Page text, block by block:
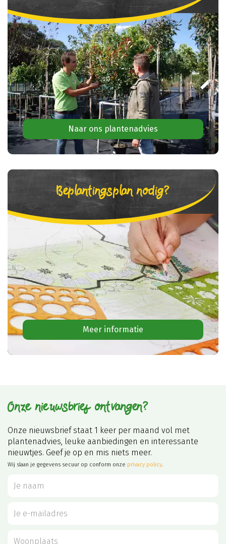
Naar ons plantenadvies
Beplantingsplan nodig?
Meer informatie
Onze nieuwsbrief ontvangen?
Onze nieuwsbrief staat 1 keer per maand vol met
plantenadvies, leuke aanbiedingen en interessante
nieuwtjes. Geef je op en mis niets meer.
Wij slaan je gegevens secuur op conform onze privacy policy.